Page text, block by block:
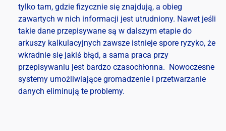
tylko tam, gdzie fizycznie się znajdują, a obieg
zawartych w nich informacji jest utrudniony. Nawet jeśli
takie dane przepisywane są w dalszym etapie do
arkuszy kalkulacyjnych zawsze istnieje spore ryzyko, że
wkradnie się jakiś błąd, a sama praca przy
przepisywaniu jest bardzo czasochłonna. Nowoczesne
systemy umożliwiające gromadzenie i przetwarzanie
danych eliminują te problemy.